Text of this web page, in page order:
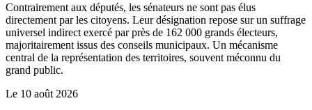
Contrairement aux députés, les sénateurs ne sont pas élus
directement par les citoyens. Leur désignation repose sur un suffrage
universel indirect exercé par près de 162 000 grands électeurs,
majoritairement issus des conseils municipaux. Un mécanisme
central de la représentation des territoires, souvent méconnu du
grand public.
Le 10 août 2026